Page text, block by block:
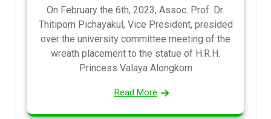
On February the 6th, 2023, Assoc. Prof. Dr.
Thitiporn Pichayakul, Vice President, presided
over the university committee meeting of the
wreath placement to the statue of H.R.H.
Princess Valaya Alongkorn
Read More